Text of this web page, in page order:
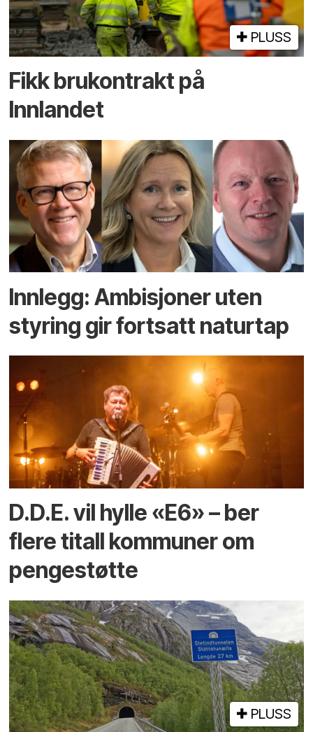
PLUSS
Fikk brukontrakt på
Innlandet
Innlegg: Ambisjoner uten
styring gir fortsatt naturtap
D.D.E. vil hylle «E6» – ber
flere titall kommuner om
pengestøtte
PLUSS